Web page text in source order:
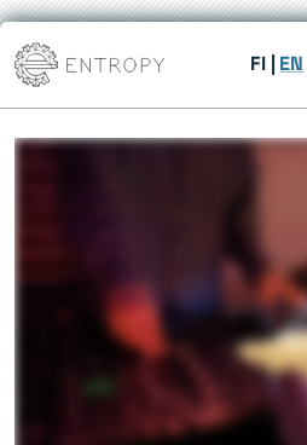
FI| EN